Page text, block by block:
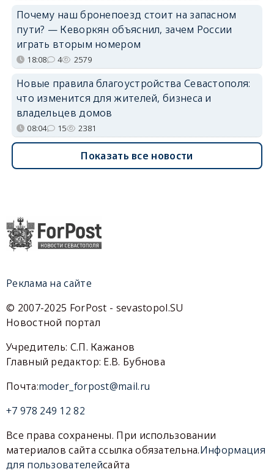
Почему наш бронепоезд стоит на запасном
пути? — Кеворкян объяснил, зачем России
играть вторым номером
18:08 4 2579
Новые правила благоустройства Севастополя:
что изменится для жителей, бизнеса и
владельцев домов
08:04 15 2381
Показать все новости
Реклама на сайте
© 2007-2025 ForPost - sevastopol.SU
Новостной портал
Учредитель: С.П. Кажанов
Главный редактор: Е.В. Бубнова
Почта:moder_forpost@mail.ru
+7 978 249 12 82
Все права сохранены. При использовании
материалов сайта ссылка обязательна.Информация
для пользователейсайта